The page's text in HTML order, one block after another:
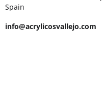
Spain
info@acrylicosvallejo.com